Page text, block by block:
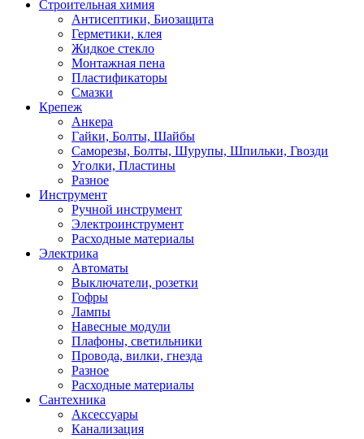
Строительная химия
Антисептики, Биозащита
Герметики, клея
Жидкое стекло
Монтажная пена
Пластификаторы
Смазки
Крепеж
Анкера
Гайки, Болты, Шайбы
Саморезы, Болты, Шурупы, Шпильки, Гвозди
Уголки, Пластины
Разное
Инструмент
Ручной инструмент
Электроинструмент
Расходные материалы
Электрика
Автоматы
Выключатели, розетки
Гофры
Лампы
Навесные модули
Плафоны, светильники
Провода, вилки, гнезда
Разное
Расходные материалы
Сантехника
Аксессуары
Канализация